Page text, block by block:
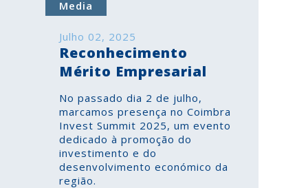
Media
Julho 02, 2025
Reconhecimento
Mérito Empresarial
No passado dia 2 de julho,
marcamos presença no Coimbra
Invest Summit 2025, um evento
dedicado à promoção do
investimento e do
desenvolvimento económico da
região.